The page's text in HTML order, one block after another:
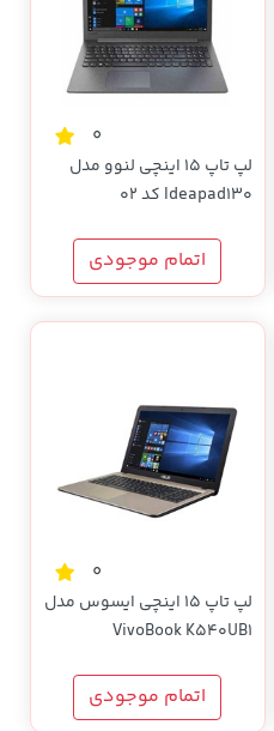
0
لپ تاپ 15 اینچی لنوو مدل
Ideapad130 کد 02
اتمام موجودی
0
لپ تاپ 15 اینچی ایسوس مدل
VivoBook K540UB1
اتمام موجودی